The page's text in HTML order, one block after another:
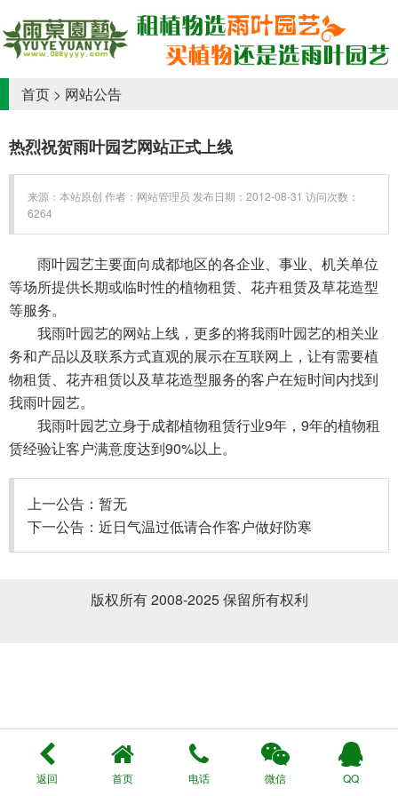
首页 > 网站公告
热烈祝贺雨叶园艺网站正式上线
来源：本站原创 作者：网站管理员 发布日期：2012-08-31 访问次数：
6264
雨叶园艺主要面向成都地区的各企业、事业、机关单位
等场所提供长期或临时性的植物租赁、花卉租赁及草花造型
等服务。
我雨叶园艺的网站上线，更多的将我雨叶园艺的相关业
务和产品以及联系方式直观的展示在互联网上，让有需要植
物租赁、花卉租赁以及草花造型服务的客户在短时间内找到
我雨叶园艺。
我雨叶园艺立身于成都植物租赁行业9年，9年的植物租
赁经验让客户满意度达到90%以上。
上一公告：暂无
下一公告： 近日气温过低请合作客户做好防寒
版权所有 2008-2025 保留所有权利
返回 首页 电话 微信 QQ